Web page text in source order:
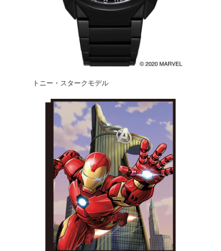
トニー・スタークモデル